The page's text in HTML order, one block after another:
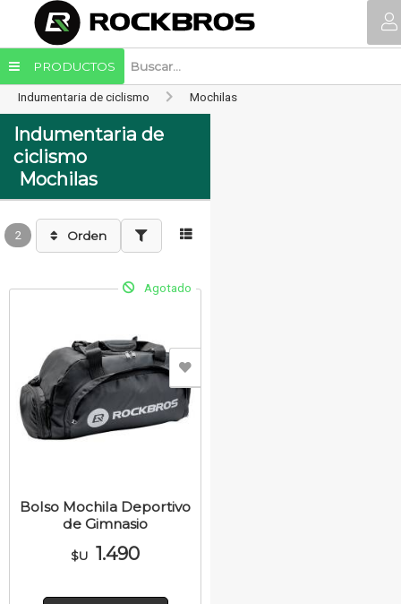
PRODUCTOS
Indumentaria de ciclismo Mochilas
Indumentaria de
ciclismo
Mochilas
2 Orden
Agotado
Bolso Mochila Deportivo
de Gimnasio
$U 1.490